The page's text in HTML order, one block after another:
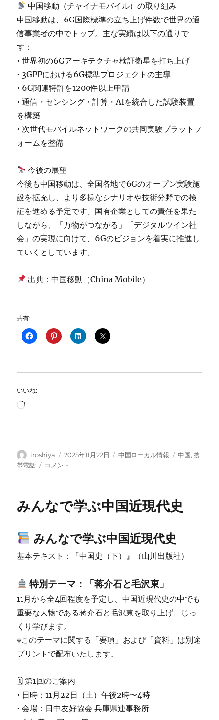
中国移動（チャイナモバイル）の取り組み
中国移動は、6G国際標準の立ち上げ件数で世界の通
信事業者の中でトップ。主な実績は以下の通りで
す：
• 世界初の6Gアーキテクチャ検証衛星を打ち上げ
• 3GPPにおける6G標準プロジェクトの主導
• 6G関連特許を1200件以上申請
• 通信・センシング・計算・AIを統合した試験装置
を構築
• 次世代モバイルネットワークの共同実験プラットフ
ォームを整備
今後の展望
今後も中国移動は、全国各地で6Gのオープン実験施
設を拡充し、より多様なシナリオや技術分野での検
証を進める予定です。国有企業としての責任を果た
しながら、「万物がつながる」「デジタルツイン社
会」の実現に向けて、6Gのビジョンを着実に推進し
ていくとしています。
出典：中国移動（China Mobile）
共有:
いいね:
読
中…
投
稿
iroshiya
投
稿
2025年11月22日
カ
中国ローカル情報
タ
中国,携
帯電話
6G
動
向
中
国
が
標
準
化
を
リ
ー
コメント
みんなで学ぶ中国近現代史
みんなで学ぶ中国近現代史
基本テキスト：『中国史（下）』（山川出版社）
特別テーマ：「蒋介石と毛沢東」
11月から全4回程度を予定し、中国近現代史の中でも
重要な人物である蒋介石と毛沢東を取り上げ、じっ
くり学びます。
※このテーマに関する「要項」および「資料」は別途
プリントで配布いたします。
🗓 第1回のご案内
• 日時：11月22日（土）午後2時〜4時
• 会場：日中友好協会 兵庫県連事務所